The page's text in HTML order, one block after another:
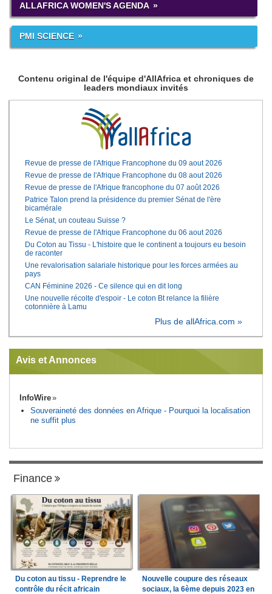
ALLAFRICA WOMEN'S AGENDA
PMI SCIENCE
Contenu original de l'équipe d'AllAfrica et chroniques de
leaders mondiaux invités
Revue de presse de l'Afrique Francophone du 09 aout 2026
Revue de presse de l'Afrique Francophone du 08 aout 2026
Revue de presse de l'Afrique francophone du 07 août 2026
Patrice Talon prend la présidence du premier Sénat de l'ère
bicamérale
Le Sénat, un couteau Suisse ?
Revue de presse de l'Afrique Francophone du 06 aout 2026
Du Coton au Tissu - L'histoire que le continent a toujours eu besoin
de raconter
Une revalorisation salariale historique pour les forces armées au
pays
CAN Féminine 2026 - Ce silence qui en dit long
Une nouvelle récolte d'espoir - Le coton Bt relance la filière
cotonnière à Lamu
Plus de allAfrica.com »
Avis et Annonces
InfoWire
Souveraineté des données en Afrique - Pourquoi la localisation
ne suffit plus
Finance
Du coton au tissu - Reprendre le
contrôle du récit africain
Nouvelle coupure des réseaux
sociaux, la 6ème depuis 2023 en